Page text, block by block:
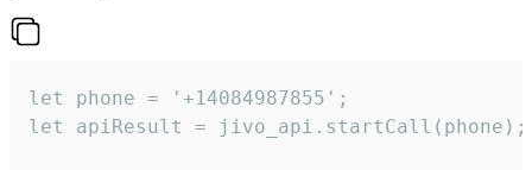
let phone = '+14084987855';
let apiResult = jivo_api.startCall(phone);